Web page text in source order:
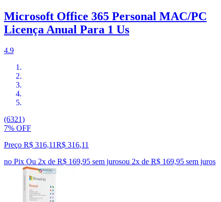
Microsoft Office 365 Personal MAC/PC
Licença Anual Para 1 Us
4.9
(6321)
7% OFF
Preço R$ 316,11R$ 316,11
no Pix Ou 2x de R$ 169,95 sem jurosou 2x de R$ 169,95 sem juros